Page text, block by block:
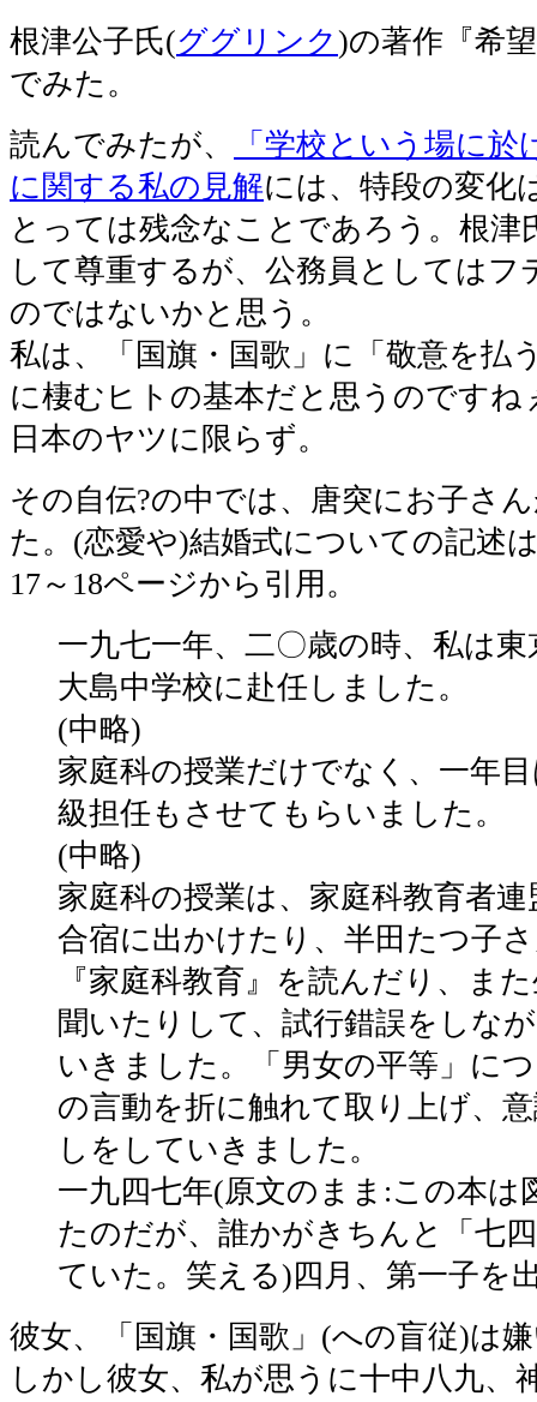
根津公子氏(ググリンク)の著作『希
でみた。
読んでみたが、
「学校という場に
に関する私の見解には、特段の変化
とっては残念なことであろう。根津
して尊重するが、公務員としてはフ
のではないかと思う。
私は、「国旗・国歌」に「敬意を払
に棲むヒトの基本だと思うのですね
日本のヤツに限らず。
その自伝?の中では、唐突にお子さ
た。(恋愛や)結婚式についての記述
17～18ページから引用。
一九七一年、二〇歳の時、私は
大島中学校に赴任しました。
(中略)
家庭科の授業だけでなく、一年
級担任もさせてもらいました。
(中略)
家庭科の授業は、家庭科教育者
合宿に出かけたり、半田たつ子
『家庭科教育』を読んだり、ま
聞いたりして、試行錯誤をしな
いきました。「男女の平等」に
の言動を折に触れて取り上げ、
しをしていきました。
一九四七年(原文のまま:この本は
たのだが、誰かがきちんと「七
ていた。笑える)四月、第一子を
彼女、「国旗・国歌」(への盲従)は
しかし彼女、私が思うに十中八九、